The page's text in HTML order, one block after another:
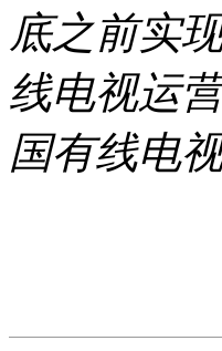
底之前实
线电视运
国有线电